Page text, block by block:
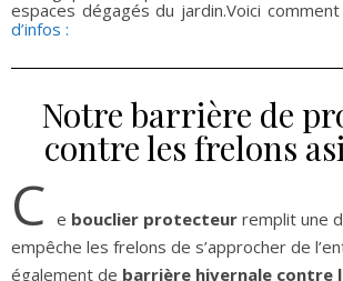
espaces dégagés du jardin.Voici
d’infos :
Notre barrière de
contre les frelons
C e bouclier protecteur remplit une
empêche les frelons de s’approcher de
également de barrière hivernale contre